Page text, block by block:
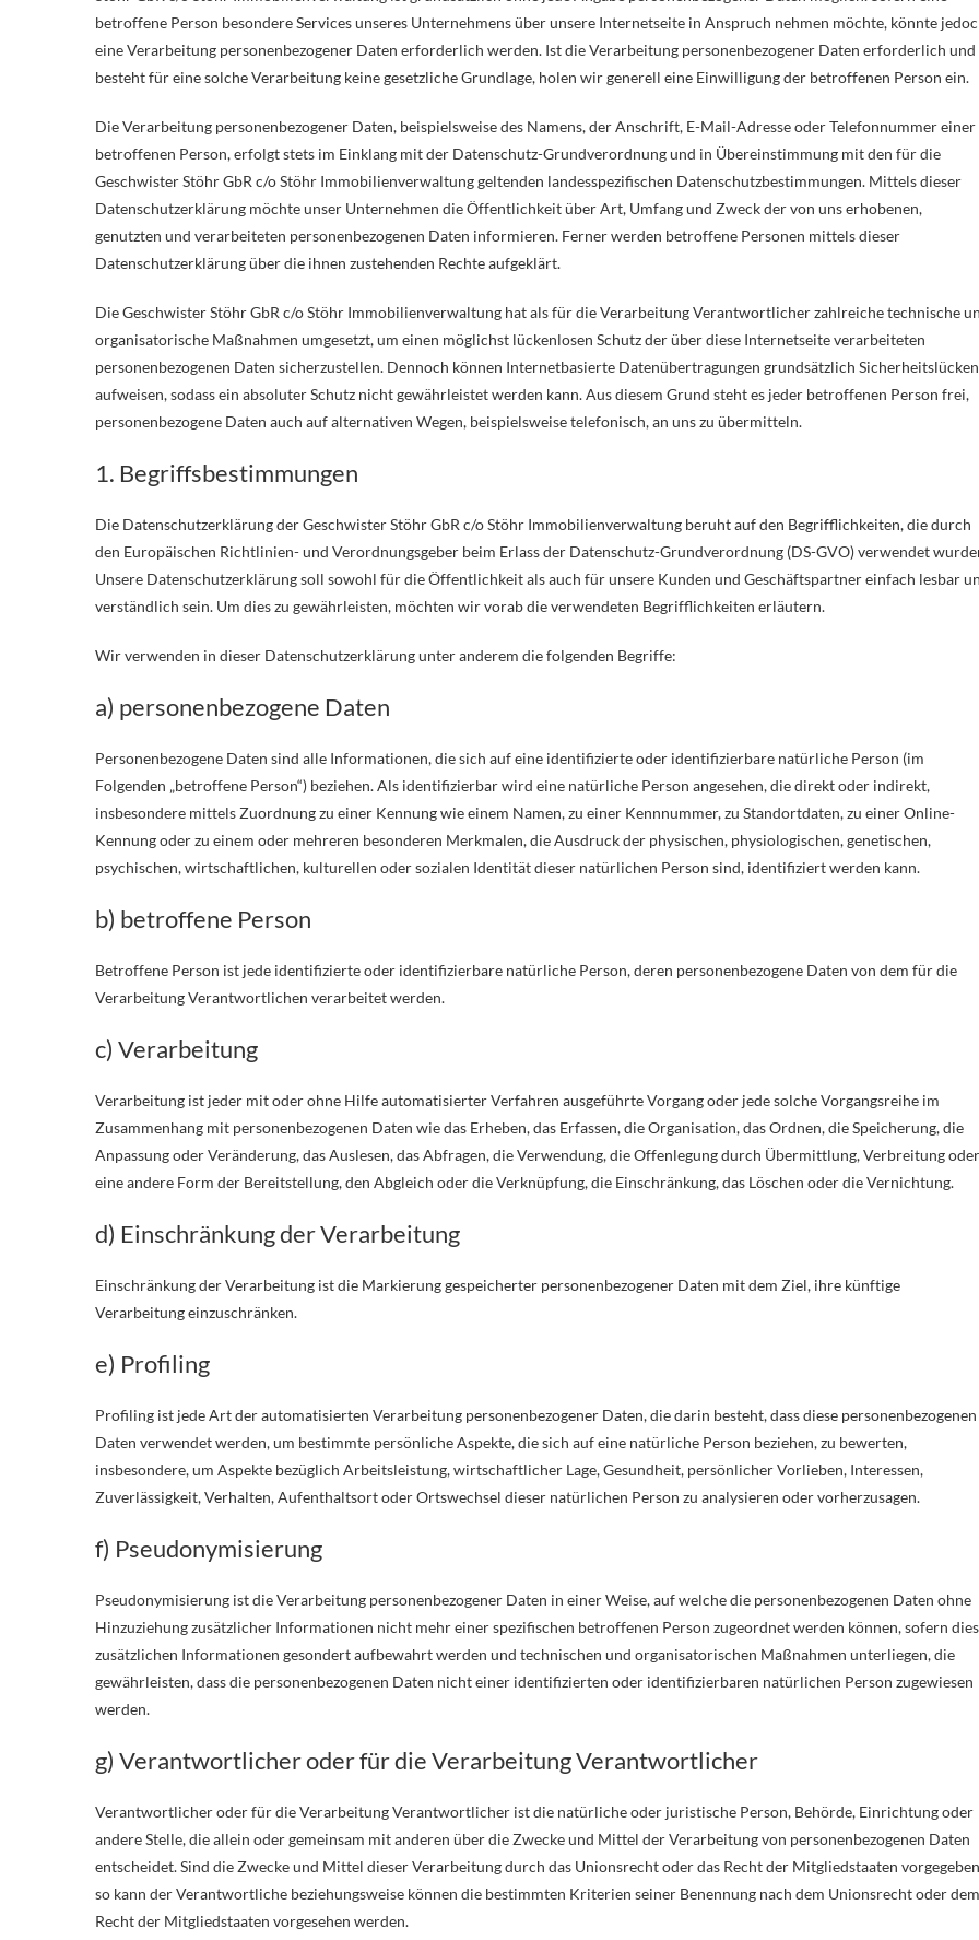
betroffene Person besondere Services unseres Unternehmens über unsere Internetseite in Anspruch nehmen möchte, könnte
eine Verarbeitung personenbezogener Daten erforderlich werden. Ist die Verarbeitung personenbezogener Daten erforderlich und
besteht für eine solche Verarbeitung keine gesetzliche Grundlage, holen wir generell eine Einwilligung der betroffenen Person ein.
Die Verarbeitung personenbezogener Daten, beispielsweise des Namens, der Anschrift, E-Mail-Adresse oder Telefonnummer einer
betroffenen Person, erfolgt stets im Einklang mit der Datenschutz-Grundverordnung und in Übereinstimmung mit den für die
Geschwister Stöhr GbR c/o Stöhr Immobilienverwaltung geltenden landesspezifischen Datenschutzbestimmungen. Mittels dieser
Datenschutzerklärung möchte unser Unternehmen die Öffentlichkeit über Art, Umfang und Zweck der von uns erhobenen,
genutzten und verarbeiteten personenbezogenen Daten informieren. Ferner werden betroffene Personen mittels dieser
Datenschutzerklärung über die ihnen zustehenden Rechte aufgeklärt.
Die Geschwister Stöhr GbR c/o Stöhr Immobilienverwaltung hat als für die Verarbeitung Verantwortlicher zahlreiche technische
organisatorische Maßnahmen umgesetzt, um einen möglichst lückenlosen Schutz der über diese Internetseite verarbeiteten
personenbezogenen Daten sicherzustellen. Dennoch können Internetbasierte Datenübertragungen grundsätzlich Sicherheitslücken
aufweisen, sodass ein absoluter Schutz nicht gewährleistet werden kann. Aus diesem Grund steht es jeder betroffenen Person frei,
personenbezogene Daten auch auf alternativen Wegen, beispielsweise telefonisch, an uns zu übermitteln.
1. Begriffsbestimmungen
Die Datenschutzerklärung der Geschwister Stöhr GbR c/o Stöhr Immobilienverwaltung beruht auf den Begrifflichkeiten, die durch
den Europäischen Richtlinien- und Verordnungsgeber beim Erlass der Datenschutz-Grundverordnung (DS-GVO) verwendet
Unsere Datenschutzerklärung soll sowohl für die Öffentlichkeit als auch für unsere Kunden und Geschäftspartner einfach lesbar
verständlich sein. Um dies zu gewährleisten, möchten wir vorab die verwendeten Begrifflichkeiten erläutern.
Wir verwenden in dieser Datenschutzerklärung unter anderem die folgenden Begriffe:
a) personenbezogene Daten
Personenbezogene Daten sind alle Informationen, die sich auf eine identifizierte oder identifizierbare natürliche Person (im
Folgenden „betroffene Person“) beziehen. Als identifizierbar wird eine natürliche Person angesehen, die direkt oder indirekt,
insbesondere mittels Zuordnung zu einer Kennung wie einem Namen, zu einer Kennnummer, zu Standortdaten, zu einer Online-
Kennung oder zu einem oder mehreren besonderen Merkmalen, die Ausdruck der physischen, physiologischen, genetischen,
psychischen, wirtschaftlichen, kulturellen oder sozialen Identität dieser natürlichen Person sind, identifiziert werden kann.
b) betroffene Person
Betroffene Person ist jede identifizierte oder identifizierbare natürliche Person, deren personenbezogene Daten von dem für die
Verarbeitung Verantwortlichen verarbeitet werden.
c) Verarbeitung
Verarbeitung ist jeder mit oder ohne Hilfe automatisierter Verfahren ausgeführte Vorgang oder jede solche Vorgangsreihe im
Zusammenhang mit personenbezogenen Daten wie das Erheben, das Erfassen, die Organisation, das Ordnen, die Speicherung, die
Anpassung oder Veränderung, das Auslesen, das Abfragen, die Verwendung, die Offenlegung durch Übermittlung, Verbreitung oder
eine andere Form der Bereitstellung, den Abgleich oder die Verknüpfung, die Einschränkung, das Löschen oder die Vernichtung.
d) Einschränkung der Verarbeitung
Einschränkung der Verarbeitung ist die Markierung gespeicherter personenbezogener Daten mit dem Ziel, ihre künftige
Verarbeitung einzuschränken.
e) Profiling
Profiling ist jede Art der automatisierten Verarbeitung personenbezogener Daten, die darin besteht, dass diese personenbezogenen
Daten verwendet werden, um bestimmte persönliche Aspekte, die sich auf eine natürliche Person beziehen, zu bewerten,
insbesondere, um Aspekte bezüglich Arbeitsleistung, wirtschaftlicher Lage, Gesundheit, persönlicher Vorlieben, Interessen,
Zuverlässigkeit, Verhalten, Aufenthaltsort oder Ortswechsel dieser natürlichen Person zu analysieren oder vorherzusagen.
f) Pseudonymisierung
Pseudonymisierung ist die Verarbeitung personenbezogener Daten in einer Weise, auf welche die personenbezogenen Daten ohne
Hinzuziehung zusätzlicher Informationen nicht mehr einer spezifischen betroffenen Person zugeordnet werden können, sofern
zusätzlichen Informationen gesondert aufbewahrt werden und technischen und organisatorischen Maßnahmen unterliegen, die
gewährleisten, dass die personenbezogenen Daten nicht einer identifizierten oder identifizierbaren natürlichen Person zugewiesen
werden.
g) Verantwortlicher oder für die Verarbeitung Verantwortlicher
Verantwortlicher oder für die Verarbeitung Verantwortlicher ist die natürliche oder juristische Person, Behörde, Einrichtung oder
andere Stelle, die allein oder gemeinsam mit anderen über die Zwecke und Mittel der Verarbeitung von personenbezogenen Daten
entscheidet. Sind die Zwecke und Mittel dieser Verarbeitung durch das Unionsrecht oder das Recht der Mitgliedstaaten
so kann der Verantwortliche beziehungsweise können die bestimmten Kriterien seiner Benennung nach dem Unionsrecht oder dem
Recht der Mitgliedstaaten vorgesehen werden.